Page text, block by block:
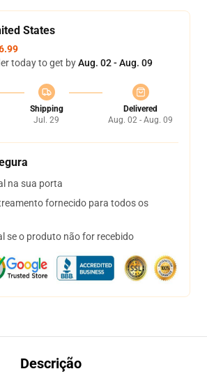
States
today to get byAug. 02 - Aug. 09
Shipping
Jul. 29
Delivered
Aug. 02 - Aug. 09
na sua porta
fornecido para todos os
se o produto não for recebido
Descrição